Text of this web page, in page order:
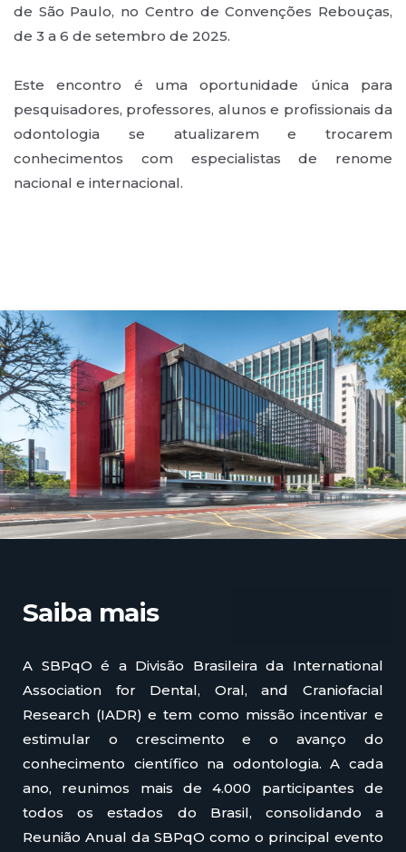
de São Paulo, no Centro de Convenções Rebouças,
de 3 a 6 de setembro de 2025.
Este encontro é uma oportunidade única para
pesquisadores, professores, alunos e profissionais da
odontologia se atualizarem e trocarem
conhecimentos com especialistas de renome
nacional e internacional.
Saiba mais
A SBPqO é a Divisão Brasileira da International
Association for Dental, Oral, and Craniofacial
Research (IADR) e tem como missão incentivar e
estimular o crescimento e o avanço do
conhecimento científico na odontologia. A cada
ano, reunimos mais de 4.000 participantes de
todos os estados do Brasil, consolidando a
Reunião Anual da SBPqO como o principal evento